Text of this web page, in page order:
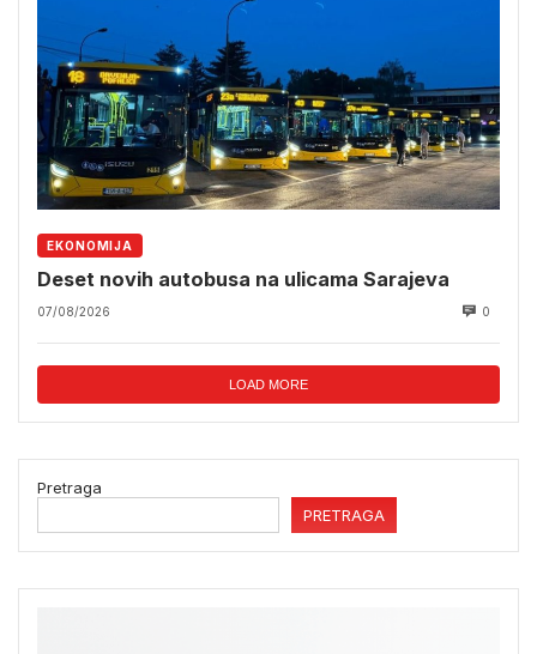
EKONOMIJA
Deset novih autobusa na ulicama Sarajeva
07/08/2026 0
LOAD MORE
Pretraga
PRETRAGA